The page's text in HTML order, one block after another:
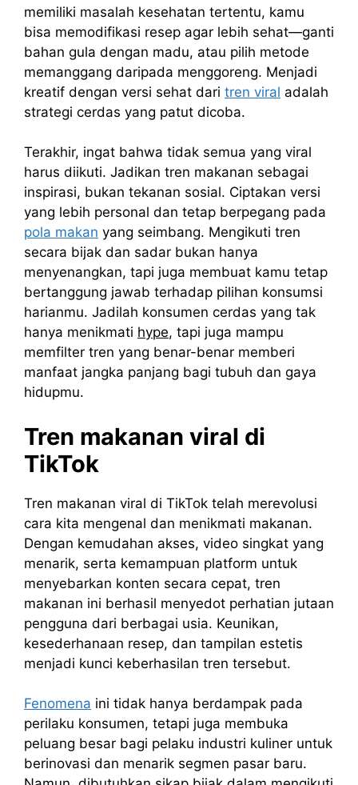
memiliki masalah kesehatan tertentu, kamu
bisa memodifikasi resep agar lebih sehat—ganti
bahan gula dengan madu, atau pilih metode
memanggang daripada menggoreng. Menjadi
kreatif dengan versi sehat dari tren viral adalah
strategi cerdas yang patut dicoba.
Terakhir, ingat bahwa tidak semua yang viral
harus diikuti. Jadikan tren makanan sebagai
inspirasi, bukan tekanan sosial. Ciptakan versi
yang lebih personal dan tetap berpegang pada
pola makan yang seimbang. Mengikuti tren
secara bijak dan sadar bukan hanya
menyenangkan, tapi juga membuat kamu tetap
bertanggung jawab terhadap pilihan konsumsi
harianmu. Jadilah konsumen cerdas yang tak
hanya menikmati hype, tapi juga mampu
memfilter tren yang benar-benar memberi
manfaat jangka panjang bagi tubuh dan gaya
hidupmu.
Tren makanan viral di
TikTok
Tren makanan viral di TikTok telah merevolusi
cara kita mengenal dan menikmati makanan.
Dengan kemudahan akses, video singkat yang
menarik, serta kemampuan platform untuk
menyebarkan konten secara cepat, tren
makanan ini berhasil menyedot perhatian jutaan
pengguna dari berbagai usia. Keunikan,
kesederhanaan resep, dan tampilan estetis
menjadi kunci keberhasilan tren tersebut.
Fenomena ini tidak hanya berdampak pada
perilaku konsumen, tetapi juga membuka
peluang besar bagi pelaku industri kuliner untuk
berinovasi dan menarik segmen pasar baru.